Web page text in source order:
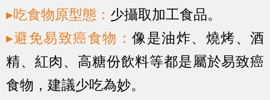
▸吃食物原型態： 少攝取加工食品。
▸避免易致癌食物：像是油炸、燒烤、酒
精、紅肉、高糖份飲料等都是屬於易致癌
食物，建議少吃為妙。